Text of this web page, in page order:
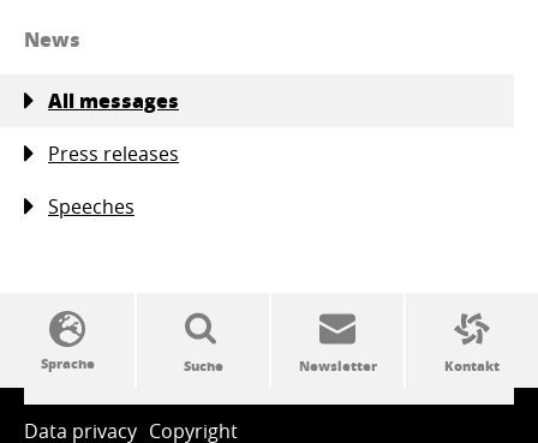
News
All messages
Press releases
Speeches
SSW-Politik von A bis Z
Data privacy Copyright